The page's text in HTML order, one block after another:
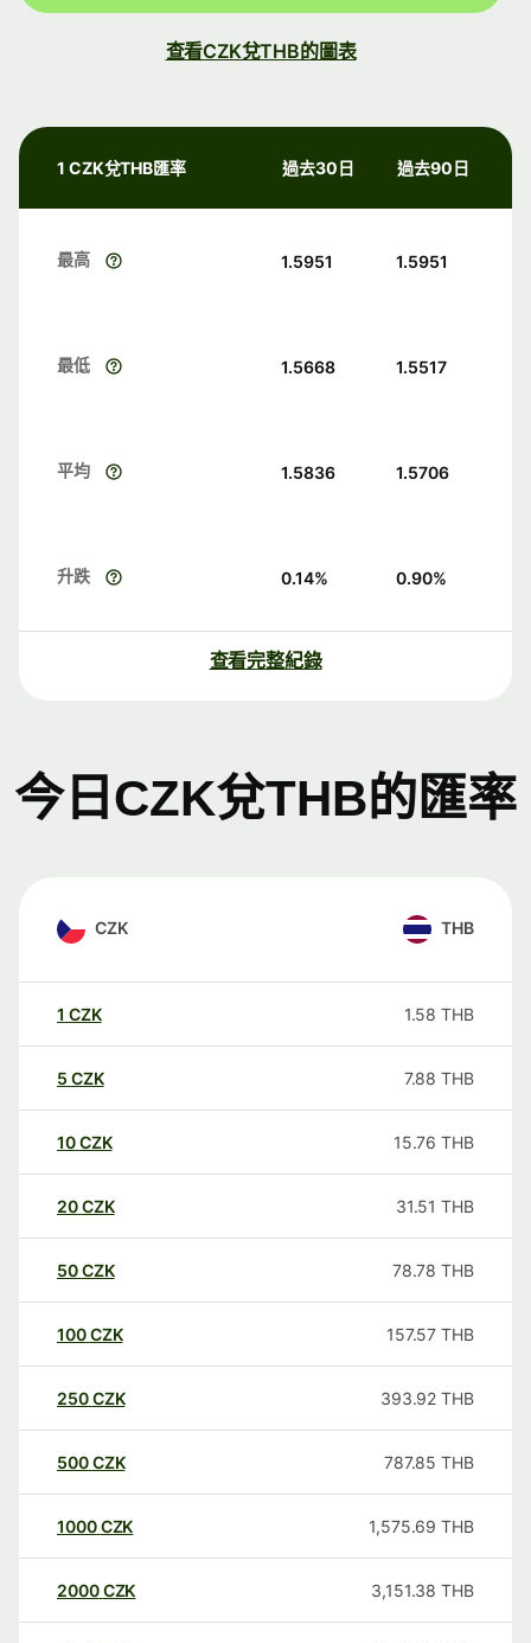
查看CZK兌THB的圖表
1 CZK兌THB匯率 過去30日 過去90日
最高 1.5951 1.5951
最低 1.5668 1.5517
平均 1.5836 1.5706
升跌 0.14% 0.90%
查看完整紀錄
今日CZK兌THB的匯率
CZK THB
1 CZK 1.58 THB
5 CZK 7.88 THB
10CZK 15.76 THB
20CZK 31.51 THB
50CZK 78.78 THB
100CZK 157.57 THB
250CZK 393.92 THB
500CZK 787.85 THB
1000CZK 1,575.69 THB
2000CZK 3,151.38 THB